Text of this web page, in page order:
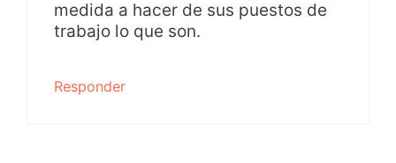
medida a hacer de sus puestos de
trabajo lo que son.
Responder